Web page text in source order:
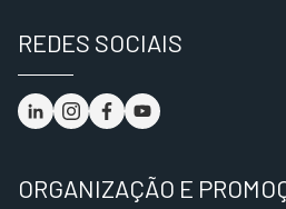
REDES SOCIAIS
ORGANIZAÇÃO E